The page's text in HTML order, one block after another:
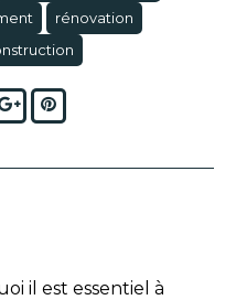
rénovation
Google+Pinterest
il est essentiel à